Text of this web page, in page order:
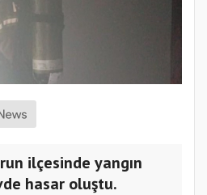
ilçesinde yangın
hasar oluştu.